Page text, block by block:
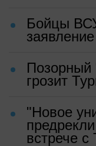
Бойцы
Позорный
грозит
"Новое
встрече